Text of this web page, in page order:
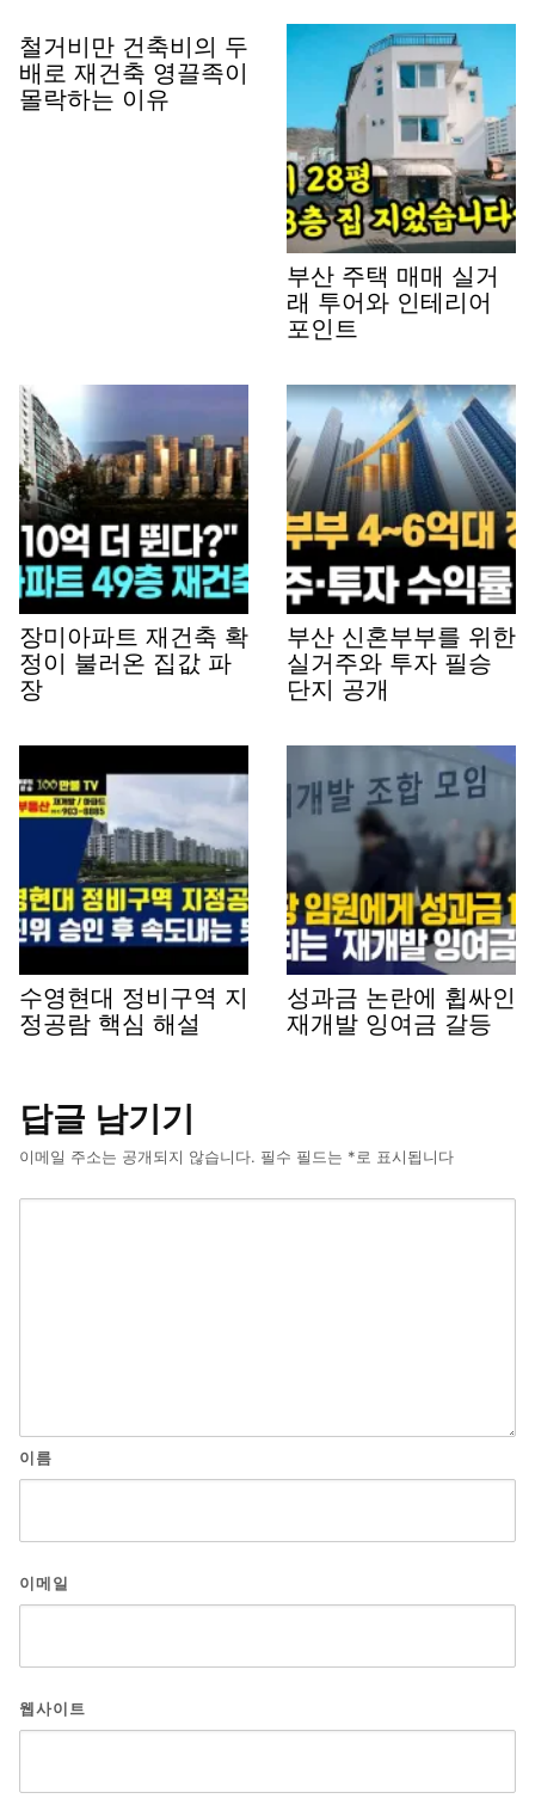
철거비만 건축비의 두
배로 재건축 영끌족이
몰락하는 이유
부산 주택 매매 실거
래 투어와 인테리어
포인트
장미아파트 재건축 확
정이 불러온 집값 파
장
부산 신혼부부를 위한
실거주와 투자 필승
단지 공개
수영현대 정비구역 지
정공람 핵심 해설
성과금 논란에 휩싸인
재개발 잉여금 갈등
답글 남기기
이메일 주소는 공개되지 않습니다. 필수 필드는 *로 표시됩니다
이름
이메일
웹사이트